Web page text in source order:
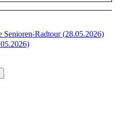
Senioren-Radtour (28.05.2026)